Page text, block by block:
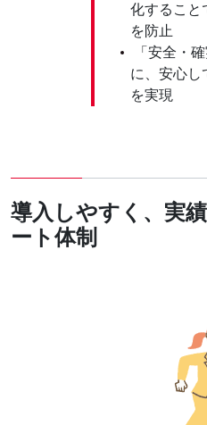
化すること
を防止
「安全・
に、安心し
を実現
導入しやすく、実
ート体制